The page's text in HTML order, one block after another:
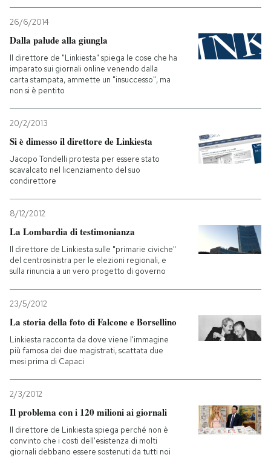
26/6/2014
Dalla palude alla giungla
Il direttore de "Linkiesta" spiega le cose che ha
imparato sui giornali online venendo dalla
carta stampata, ammette un "insuccesso", ma
non si è pentito
20/2/2013
Si è dimesso il direttore de Linkiesta
Jacopo Tondelli protesta per essere stato
scavalcato nel licenziamento del suo
condirettore
8/12/2012
La Lombardia di testimonianza
Il direttore de Linkiesta sulle "primarie civiche"
del centrosinistra per le elezioni regionali, e
sulla rinuncia a un vero progetto di governo
23/5/2012
La storia della foto di Falcone e Borsellino
Linkiesta racconta da dove viene l'immagine
più famosa dei due magistrati, scattata due
mesi prima di Capaci
2/3/2012
Il problema con i 120 milioni ai giornali
Il direttore de Linkiesta spiega perché non è
convinto che i costi dell'esistenza di molti
giornali debbano essere sostenuti da tutti noi